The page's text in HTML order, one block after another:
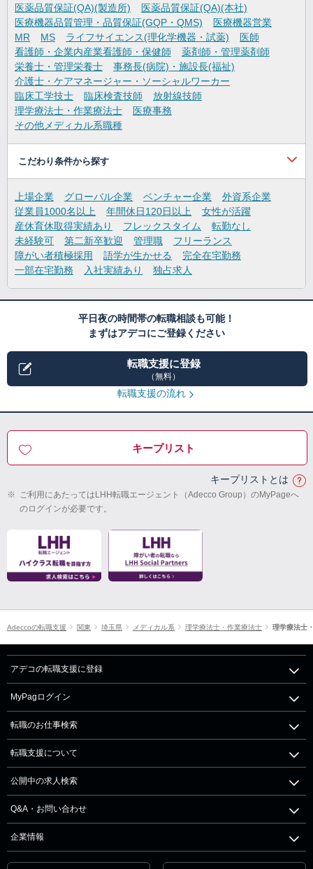
医薬品質保証(QA)(製造所)
医薬品質保証(QA)(本社)
医療機器品質管理・品質保証(GQP・QMS)
医療機器営業
MR
MS ライフサイエンス(理化学機器・試薬)
医師
看護師・企業内産業看護師・保健師
薬剤師・管理薬剤師
栄養士・管理栄養士
事務長(病院)・施設長(福祉)
介護士・ケアマネージャー・ソーシャルワーカー
臨床工学技士
臨床検査技師
放射線技師
理学療法士・作業療法士
医療事務
その他メディカル系職種
こだわり条件から探す
上場企業 グローバル企業 ベンチャー企業
外資系企業
従業員1000名以上
年間休日120日以上
女性が活躍
産休育休取得実績あり
フレックスタイム
転勤なし
未経験可
第二新卒歓迎 管理職
フリーランス
障がい者積極採用
語学が生かせる
完全在宅勤務
一部在宅勤務
入社実績あり 独占求人
平日夜の時間帯の転職相談も可能！
まずはアデコにご登録ください
転職支援に登録
（無料）
転職支援の流れ
キープリスト
キープリストとは
※ ご利用にあたってはLHH転職エージェント（Adecco Group）のMyPageへ
のログインが必要です。
Adeccoの転職支援 関東 埼玉県 メディカル系 理学療法士・作業療法士 理学療法士
アデコの転職支援に登録
MyPagログイン
転職のお仕事検索
転職支援について
公開中の求人検索
Q&A・お問い合わせ
企業情報